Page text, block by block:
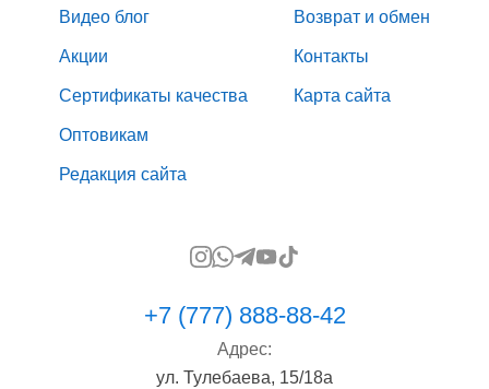
Видео блог
Акции
Сертификаты качества
Оптовикам
Редакция сайта
Возврат и обмен
Контакты
Карта сайта
+7 (777) 888-88-42
Адрес:
ул. Тулебаева, 15/18а